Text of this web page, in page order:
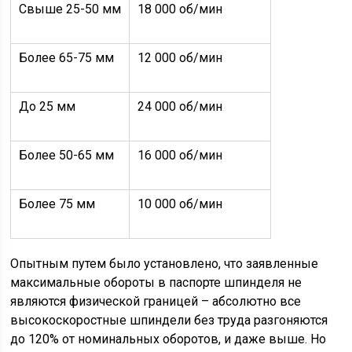
Свыше 25-50 мм 18 000 об/мин
Более 65-75 мм 12 000 об/мин
До 25 мм 24 000 об/мин
Более 50-65 мм 16 000 об/мин
Более 75 мм 10 000 об/мин
Опытным путем было установлено, что заявленные
максимальные обороты в паспорте шпинделя не
являются физической границей – абсолютно все
высокоскоростные шпиндели без труда разгоняются
до 120% от номинальных оборотов, и даже выше. Но